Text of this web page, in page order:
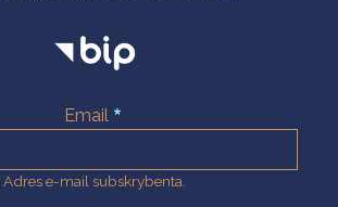
Email
Adres e-mail subskrybenta.